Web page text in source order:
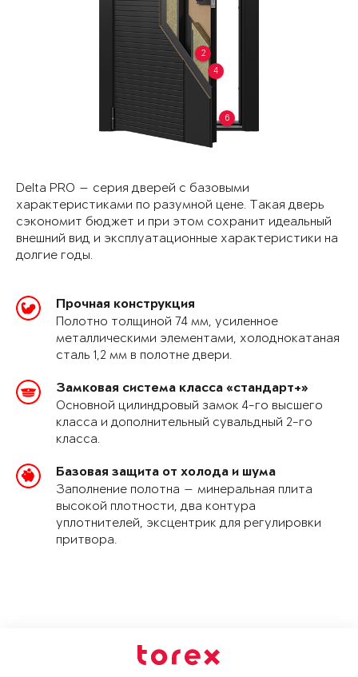
2
4
6
Delta PRO — серия дверей с базовыми
характеристиками по разумной цене. Такая дверь
сэкономит бюджет и при этом сохранит идеальный
внешний вид и эксплуатационные характеристики на
долгие годы.
Прочная конструкция
Полотно толщиной 74 мм, усиленное
металлическими элементами, холоднокатаная
сталь 1,2 мм в полотне двери.
Замковая система класса «стандарт+»
Основной цилиндровый замок 4-го высшего
класса и дополнительный сувальдный 2-го
класса.
Базовая защита от холода и шума
Заполнение полотна — минеральная плита
высокой плотности, два контура
уплотнителей, эксцентрик для регулировки
притвора.